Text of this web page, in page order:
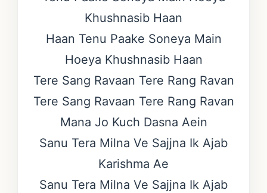
Khushnasib Haan
Haan Tenu Paake Soneya Main
Hoeya Khushnasib Haan
Tere Sang Ravaan Tere Rang Ravan
Tere Sang Ravaan Tere Rang Ravan
Mana Jo Kuch Dasna Aein
Sanu Tera Milna Ve Sajjna Ik Ajab
Karishma Ae
Sanu Tera Milna Ve Sajjna Ik Ajab